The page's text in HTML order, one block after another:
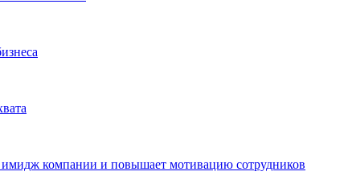
имидж компании и повышает мотивацию сотрудников